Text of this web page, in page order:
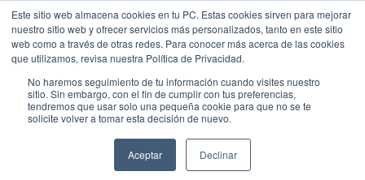
Este sitio web almacena cookies en tu PC. Estas cookies sirven para mejorar
nuestro sitio web y ofrecer servicios más personalizados, tanto en este sitio
web como a través de otras redes. Para conocer más acerca de las cookies
que utilizamos, revisa nuestra Política de Privacidad.
No haremos seguimiento de tu información cuando visites nuestro
sitio. Sin embargo, con el fin de cumplir con tus preferencias,
tendremos que usar solo una pequeña cookie para que no se te
solicite volver a tomar esta decisión de nuevo.
Aceptar Declinar
|
Envío gratis en Antioquia por compras superiores a $100.000.